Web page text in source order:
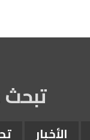
تبحث
الأخبار